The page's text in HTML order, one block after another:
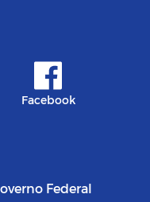
Facebook
Federal